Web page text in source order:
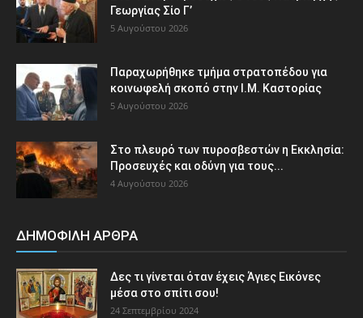
Γεωργίας Σίο Γ’
5 Αυγούστου 2026
Παραχωρήθηκε τμήμα στρατοπέδου για
κοινωφελή σκοπό στην Ι.Μ. Καστορίας
5 Αυγούστου 2026
Στο πλευρό των πυροσβεστών η Εκκλησία:
Προσευχές και οδύνη για τους...
4 Αυγούστου 2026
ΔΗΜΟΦΙΛΗ ΑΡΘΡΑ
Δες τι γίνεται όταν έχεις Άγιες Εικόνες
μέσα στο σπίτι σου!
24 Σεπτεμβρίου 2024